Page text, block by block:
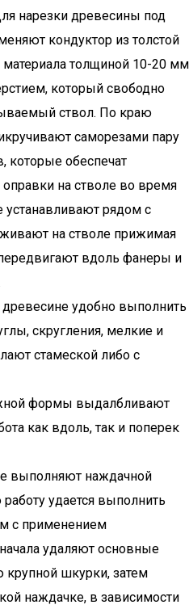
нарезки древесины под
кондуктор из толстой
толщиной 10-20 мм
который свободно
ствол. По краю
саморезами пару
которые обеспечат
на стволе во время
устанавливают рядом с
на стволе прижимая
вдоль фанеры и
удобно выполнить
скругления, мелкие и
стамеской либо с
формы выдалбливают
как вдоль, так и поперек
выполняют наждачной
удается выполнить
с применением
удаляют основные
шкурки, затем
наждачке, в зависимости